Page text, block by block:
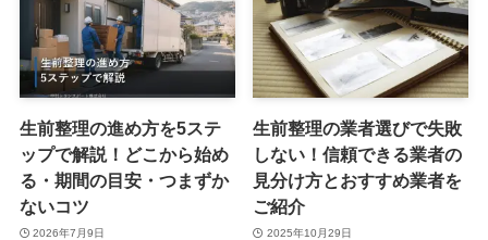
生前整理の進め方を5ステ
ップで解説！どこから始め
る・期間の目安・つまずか
ないコツ
2026年7月9日
生前整理の業者選びで失敗
しない！信頼できる業者の
見分け方とおすすめ業者を
ご紹介
2025年10月29日